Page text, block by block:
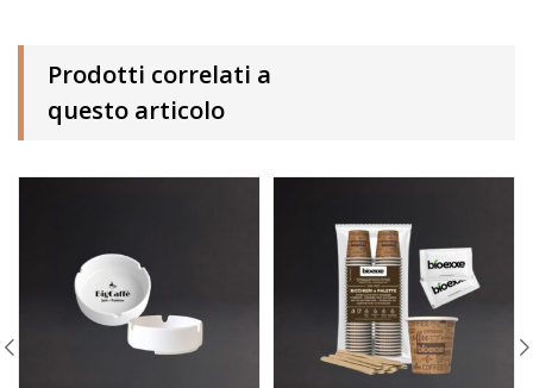
Prodotti correlati a
questo articolo